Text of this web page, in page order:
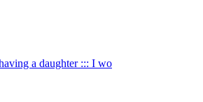
a daughter ::: I wo